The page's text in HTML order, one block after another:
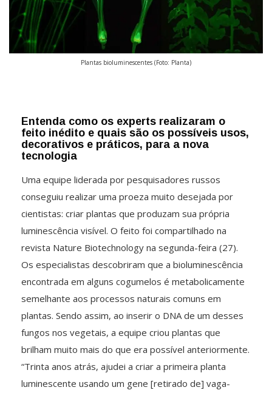
Plantas bioluminescentes (Foto: Planta)
Entenda como os experts realizaram o
feito inédito e quais são os possíveis usos,
decorativos e práticos, para a nova
tecnologia
Uma equipe liderada por pesquisadores russos
conseguiu realizar uma proeza muito desejada por
cientistas: criar plantas que produzam sua própria
luminescência visível. O feito foi compartilhado na
revista Nature Biotechnology na segunda-feira (27).
Os especialistas descobriram que a bioluminescência
encontrada em alguns cogumelos é metabolicamente
semelhante aos processos naturais comuns em
plantas. Sendo assim, ao inserir o DNA de um desses
fungos nos vegetais, a equipe criou plantas que
brilham muito mais do que era possível anteriormente.
“Trinta anos atrás, ajudei a criar a primeira planta
luminescente usando um gene [retirado de] vaga-